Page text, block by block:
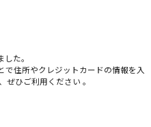
た。
住所やクレジットカードの情報を入
ひご利用ください 。